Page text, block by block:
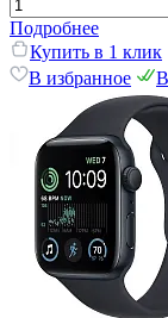
Подробнее
Купить в 1 клик
В избранное